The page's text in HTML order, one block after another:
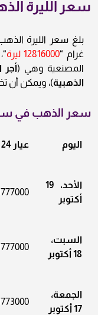
سعر الليرة
غرام “12816000 ليرة
المصنعية وهي (
الذهبية)، ويمكن أن
سعر الذهب في سوريا
اليوم عيار 24
الأحد، 19
أكتوبر
السبت،
18 أكتوبر
الجمعة،
17 أكتوبر